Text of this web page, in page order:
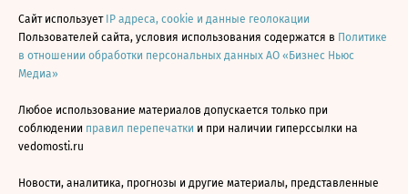
Сайт использует IP адреса, cookie и данные геолокации
Пользователей сайта, условия использования содержатся в Политике
в отношении обработки персональных данных АО «Бизнес Ньюс
Медиа»
Любое использование материалов допускается только при
соблюдении правил перепечатки и при наличии гиперссылки на
vedomosti.ru
Новости, аналитика, прогнозы и другие материалы, представленные